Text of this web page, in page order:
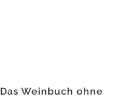
Das Weinbuch ohne